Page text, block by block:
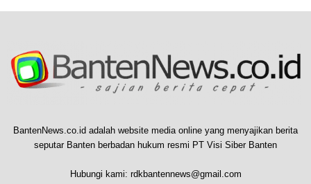
BantenNews.co.id adalah website media online yang menyajikan berita
seputar Banten berbadan hukum resmi PT Visi Siber Banten
Hubungi kami: rdkbantennews@gmail.com